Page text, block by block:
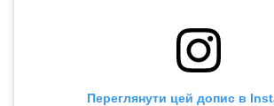
Переглянути цей допис в